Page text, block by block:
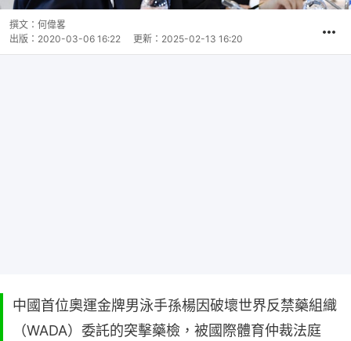
撰文： 何偉畧
出版： 2020-03-06 16:22 更新： 2025-02-13 16:20
中國首位奧運金牌男泳手孫楊因破壞世界反禁藥組織
（WADA）委託的突擊藥檢，被國際體育仲裁法庭